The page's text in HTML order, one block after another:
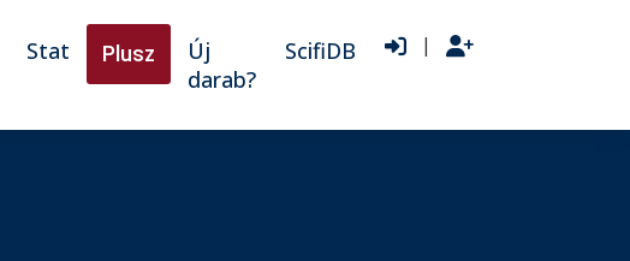
Stat Plusz
Új
darab?
ScifiDB |